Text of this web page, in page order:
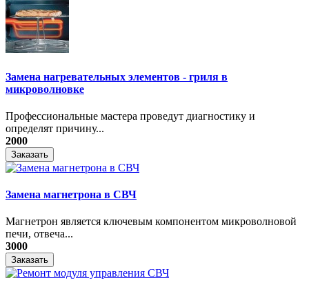
Замена нагревательных элементов - гриля в
микроволновке
Профессиональные мастера проведут диагностику и
определят причину...
2000
Заказать
Замена магнетрона в СВЧ
Магнетрон является ключевым компонентом микроволновой
печи, отвеча...
3000
Заказать